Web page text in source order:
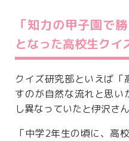
「知力の甲子園で
となった高校生クイ
クイズ研究部といえば「
すのが自然な流れと思い
し異なっていたと伊沢さ
「中学2年生の頃に、高